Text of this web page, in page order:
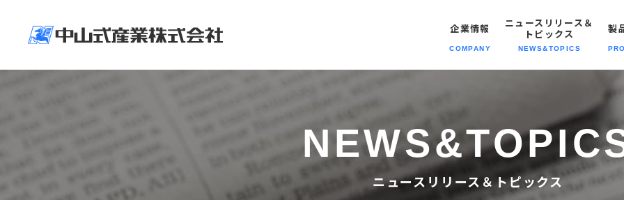
企業情報
COMPANY
経営理念
会社概要
経営ビジョン
沿革・歴史
拠点情報
ニュースリリース＆
トピックス
NEWS&TOPICS
ニュースリリース＆トピックス ニュースリリース＆トピックスト
企業情報
製品情報
メディア
製
スポーツ製品 自社専売製品
価値創造の力で
向き合う
SDGsの 取り組み
職種紹介 募集要項
NEWS&
ニュースリリース＆トピックス